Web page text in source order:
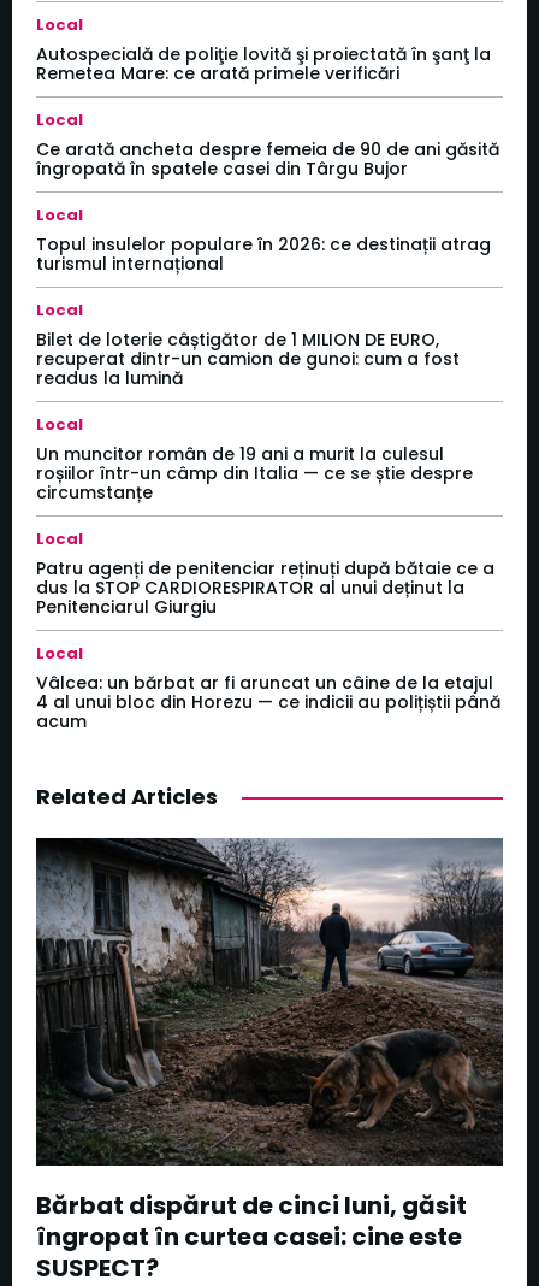
Local
Autospecială de poliţie lovită şi proiectată în şanţ la
Remetea Mare: ce arată primele verificări
Local
Ce arată ancheta despre femeia de 90 de ani găsită
îngropată în spatele casei din Târgu Bujor
Local
Topul insulelor populare în 2026: ce destinații atrag
turismul internațional
Local
Bilet de loterie câștigător de 1 MILION DE EURO,
recuperat dintr-un camion de gunoi: cum a fost
readus la lumină
Local
Un muncitor român de 19 ani a murit la culesul
roșiilor într-un câmp din Italia — ce se știe despre
circumstanțe
Local
Patru agenți de penitenciar reținuți după bătaie ce a
dus la STOP CARDIORESPIRATOR al unui deținut la
Penitenciarul Giurgiu
Local
Vâlcea: un bărbat ar fi aruncat un câine de la etajul
4 al unui bloc din Horezu — ce indicii au polițiștii până
acum
Related Articles
Bărbat dispărut de cinci luni, găsit
îngropat în curtea casei: cine este
SUSPECT?